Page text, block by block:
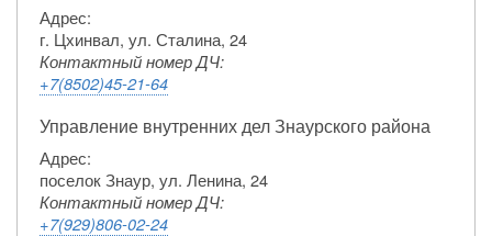
Адрес:
г. Цхинвал, ул. Сталина, 24
Контактный номер ДЧ:
+7(8502)45-21-64
Управление внутренних дел Знаурского района
Адрес:
поселок Знаур, ул. Ленина, 24
Контактный номер ДЧ:
+7(929)806-02-24